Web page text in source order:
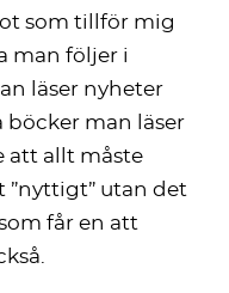
som tillför mig
man följer i
läser nyheter
böcker man läser
att allt måste
utan det
får en att